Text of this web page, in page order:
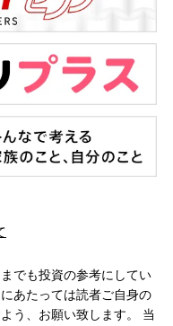
でも投資の参考にしてい
あたっては読者ご自身の
う、お願い致します。 当